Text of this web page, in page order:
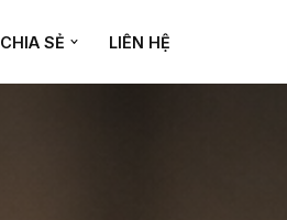
CHIA SẺ LIÊN HỆ